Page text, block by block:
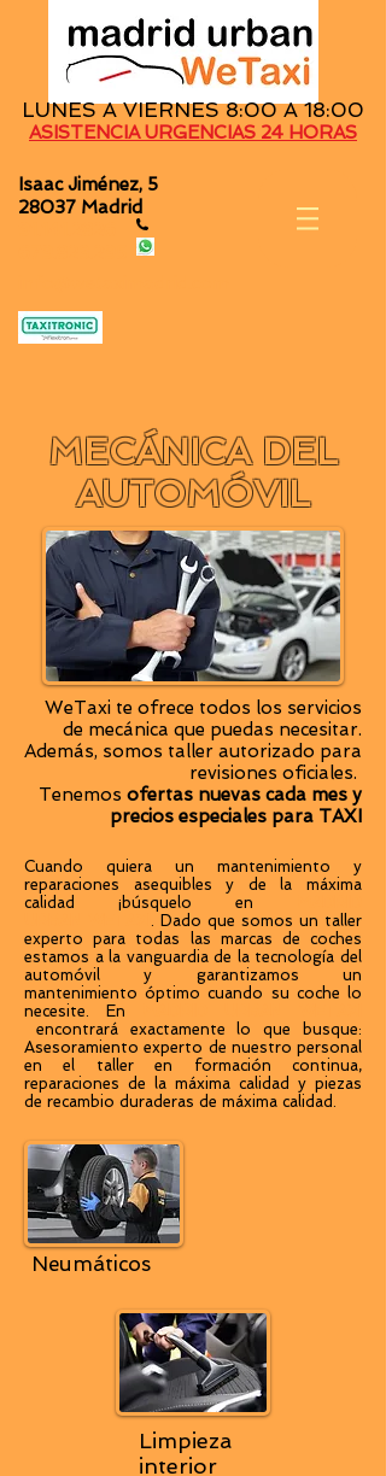
LUNES A VIERNES 8:00 A 18:00
ASISTENCIA URGENCIAS 24 HORAS
Isaac Jiménez, 5
28037 Madrid
MECÁNICA DEL
AUTOMÓVIL
WeTaxi te ofrece todos los servicios
de mecánica que puedas necesitar.
Además, somos taller autorizado para
revisiones oficiales.
Tenemos ofertas nuevas cada mes y
precios especiales para TAXI
Cuando quiera un mantenimiento y
reparaciones asequibles y de la máxima
calidad ¡búsquelo en
. Dado que somos un taller
experto para todas las marcas de coches
estamos a la vanguardia de la tecnología del
automóvil y garantizamos un
mantenimiento óptimo cuando su coche lo
necesite. En
encontrará exactamente lo que busque:
Asesoramiento experto de nuestro personal
en el taller en formación continua,
reparaciones de la máxima calidad y piezas
de recambio duraderas de máxima calidad.
Neumáticos
Limpieza
interior